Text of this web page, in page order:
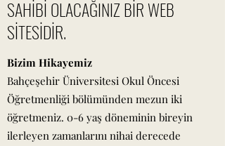
SAHİBİ OLACAĞINIZ BİR WEB
SİTESİDİR.
Bizim Hikayemiz
Bahçeşehir Üniversitesi Okul Öncesi
Öğretmenliği bölümünden mezun iki
öğretmeniz. 0-6 yaş döneminin bireyin
ilerleyen zamanlarını nihai derecede